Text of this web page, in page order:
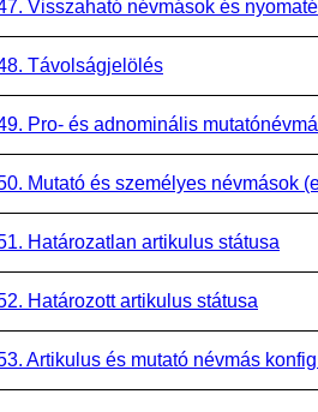
Visszaható névmások és
Távolságjelölés
Pro- és adnominális
Mutató és személyes névmások
Határozatlan artikulus státusa
Határozott artikulus státusa
Artikulus és mutató névmás